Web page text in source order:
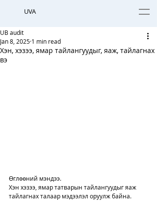
UVA
Хэн, хэзээ, ямар тайлангуудыг, яаж, тайлагнах
вэ
UB audit
Jan 8, 2025 1 min read
Өглөөний мэндээ.
Хэн хэзээ, ямар татварын тайлангуудыг яаж
тайлагнах талаар мэдээлэл оруулж байна.